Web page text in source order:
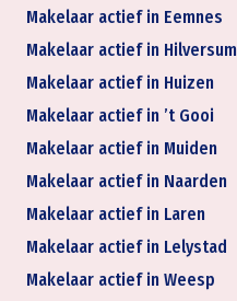
Makelaar actief in Eemnes
Makelaar actief in Hilversum
Makelaar actief in Huizen
Makelaar actief in ’t Gooi
Makelaar actief in Muiden
Makelaar actief in Naarden
Makelaar actief in Laren
Makelaar actief in Lelystad
Makelaar actief in Weesp